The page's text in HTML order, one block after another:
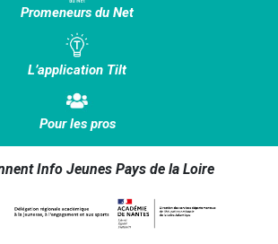
Promeneurs du Net
L’application Tilt
Pour les pros
Info Jeunes Pays de la Loire